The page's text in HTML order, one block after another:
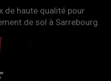
de haute qualité pour
de sol à Sarrebourg.